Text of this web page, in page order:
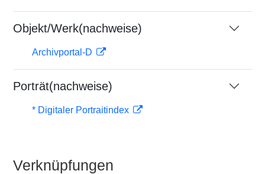
Objekt/Werk(nachweise)
Archivportal-D
Porträt(nachweise)
* Digitaler Portraitindex
Verknüpfungen